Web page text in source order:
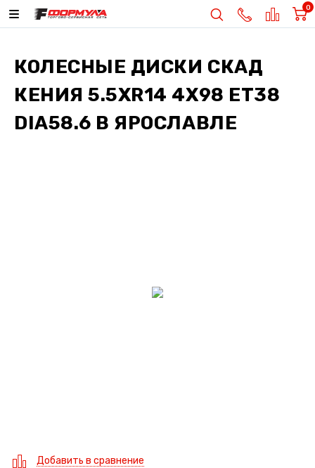
0
КОЛЕСНЫЕ ДИСКИ СКАД
КЕНИЯ 5.5XR14 4X98 ET38
DIA58.6 В ЯРОСЛАВЛЕ
Добавить в сравнение